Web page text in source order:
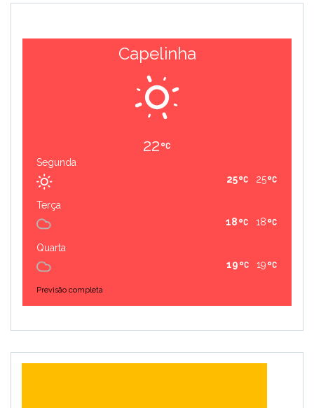
Capelinha
22
Segunda
25
25
Terça
18
18
Quarta
19
19
Previsão completa